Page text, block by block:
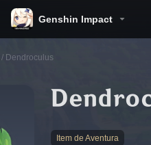
Genshin Impact
/ Dendroculus
Item de Aventura